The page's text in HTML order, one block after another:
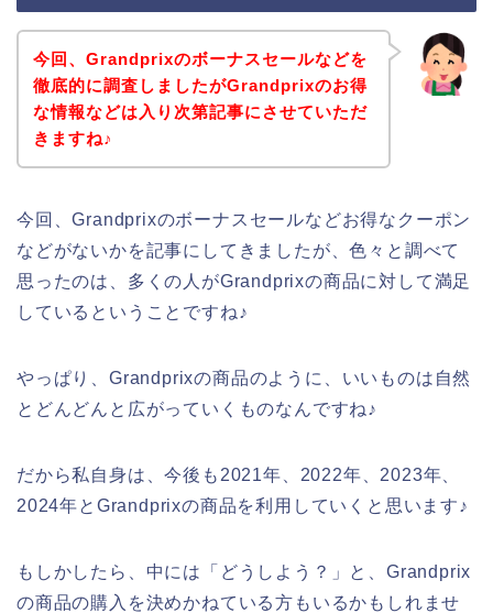
今回、Grandprixのボーナスセールなどを
徹底的に調査しましたがGrandprixのお得
な情報などは入り次第記事にさせていただ
きますね♪
今回、Grandprixのボーナスセールなどお得なクーポン
などがないかを記事にしてきましたが、色々と調べて
思ったのは、多くの人がGrandprixの商品に対して満足
しているということですね♪
やっぱり、Grandprixの商品のように、いいものは自然
とどんどんと広がっていくものなんですね♪
だから私自身は、今後も2021年、2022年、2023年、
2024年とGrandprixの商品を利用していくと思います♪
もしかしたら、中には「どうしよう？」と、Grandprix
の商品の購入を決めかねている方もいるかもしれませ